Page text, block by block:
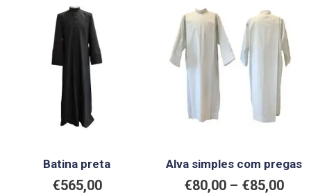
Batina preta
€565,00
Alva simples com pregas
€80,00 – €85,00